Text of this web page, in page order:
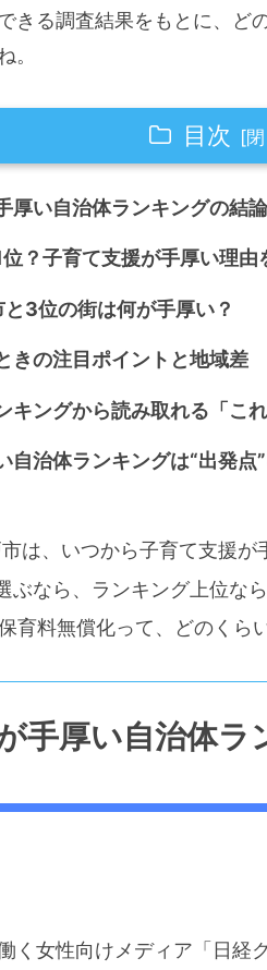
きる調査結果をもとに、ど
。
目次
厚い自治体ランキングの結
？子育て支援が手厚い理由
3位の街は何が手厚い？
きの注目ポイントと地域差
キングから読み取れる「こ
自治体ランキングは“出発点
は、いつから子育て支援が
ぶなら、ランキング上位な
育料無償化って、どのくら
手厚い自治体ラ
く女性向けメディア「日経